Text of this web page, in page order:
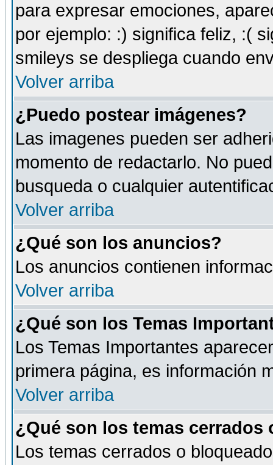
para expresar emociones,
por ejemplo: :) significa feliz, :(
smileys se despliega cuando
Volver arriba
¿Puedo postear imágenes?
Las imagenes pueden ser
momento de redactarlo. No
busqueda o cualquier
Volver arriba
¿Qué son los anuncios?
Los anuncios contienen
Volver arriba
¿Qué son los Temas
Los Temas Importantes
primera página, es información
Volver arriba
¿Qué son los temas cerrados
Los temas cerrados o